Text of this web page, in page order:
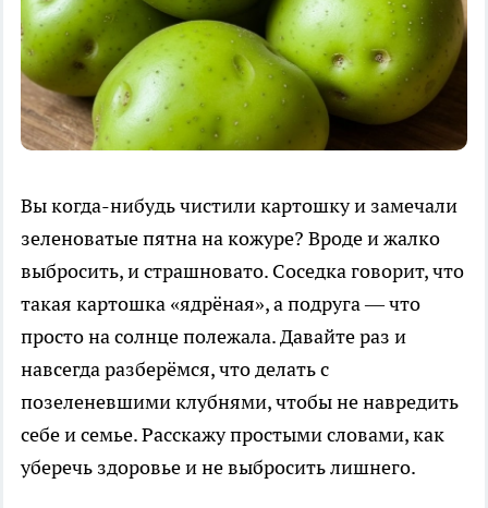
Вы когда-нибудь чистили картошку и замечали
зеленоватые пятна на кожуре? Вроде и жалко
выбросить, и страшновато. Соседка говорит, что
такая картошка «ядрёная», а подруга — что
просто на солнце полежала. Давайте раз и
навсегда разберёмся, что делать с
позеленевшими клубнями, чтобы не навредить
себе и семье. Расскажу простыми словами, как
уберечь здоровье и не выбросить лишнего.